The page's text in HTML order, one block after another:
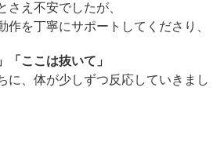
さえ不安でしたが、
作を丁寧にサポートしてくださり、
「ここは抜いて」
に、体が少しずつ反応していきまし